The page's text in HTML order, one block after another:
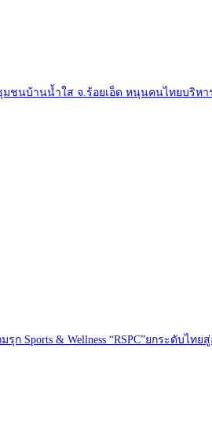
มชนบ้านน้ำใส จ.ร้อยเอ็ด หนุนคนไทยบริหา
รุก Sports & Wellness “RSPC”ยกระดับไ